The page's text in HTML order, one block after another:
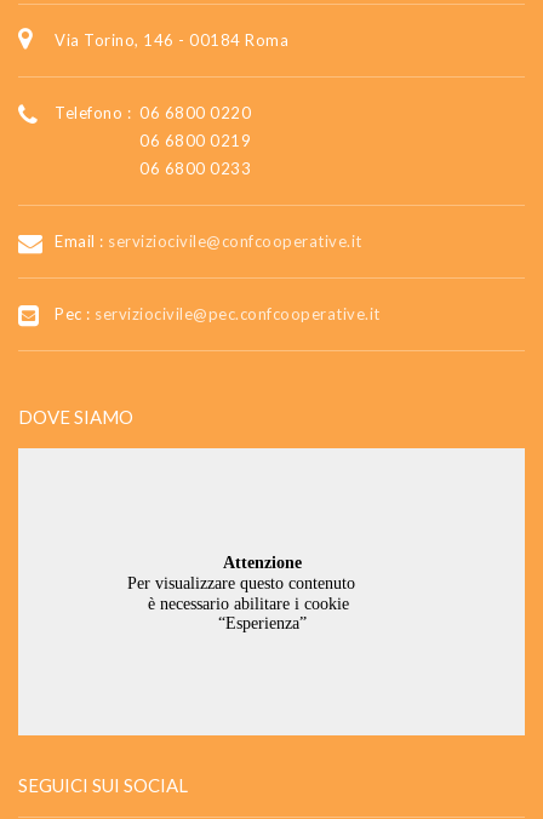
Via Torino, 146 - 00184 Roma
Telefono : 06 6800 0220
06 6800 0219
06 6800 0233
Email : serviziocivile@confcooperative.it
Pec : serviziocivile@pec.confcooperative.it
DOVE SIAMO
SEGUICI SUI SOCIAL